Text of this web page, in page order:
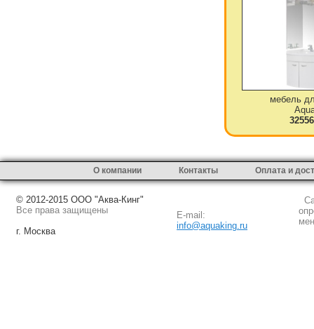
мебель
О компании Контакты Оплата и
© 2012-2015 ООО "Аква-Кинг"
Все права защищены
г. Москва
E-mail:
info@aquaking.ru